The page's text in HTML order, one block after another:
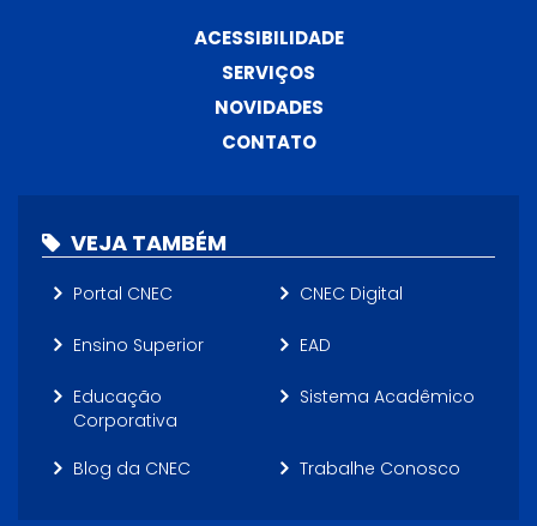
ACESSIBILIDADE
SERVIÇOS
NOVIDADES
CONTATO
VEJA TAMBÉM
Portal CNEC CNEC Digital
Ensino Superior EAD
Educação
Corporativa
Sistema Acadêmico
Blog da CNEC Trabalhe Conosco